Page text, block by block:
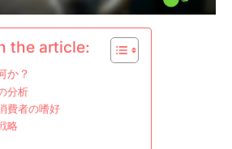
the article:
か？
分析
費者の嗜好
略